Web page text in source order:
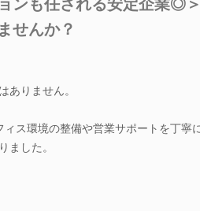
ンも任される安定企業◎
せんか？
ありません。
ス環境の整備や営業サポートを丁寧
ました。